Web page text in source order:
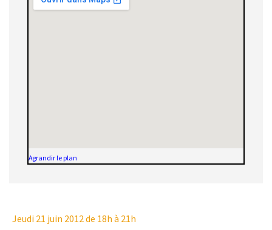
Agrandir le plan
Jeudi 21 juin 2012de 18h à 21h